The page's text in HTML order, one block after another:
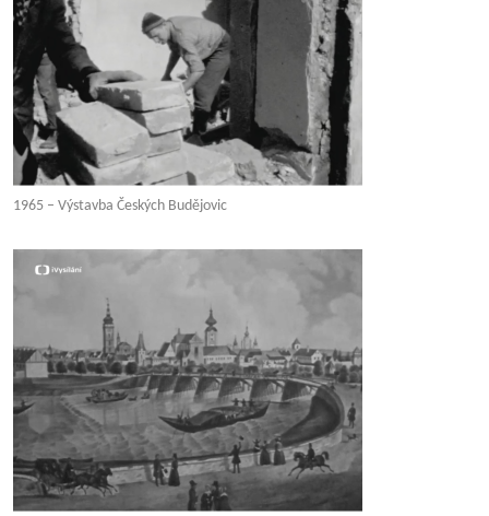
1965 – Výstavba Českých Budějovic